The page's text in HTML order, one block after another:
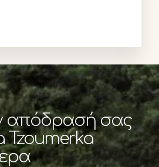
απόδρασή σας
Tzoumerka